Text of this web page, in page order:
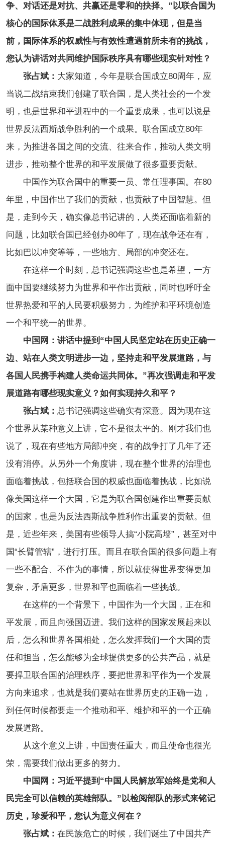
争、对话还是对抗、共赢还是零和的抉择。”以联合国为
核心的国际体系是二战胜利成果的集中体现，但是当
前，国际体系的权威性与有效性遭遇前所未有的挑战，
您认为讲话对共同维护国际秩序具有哪些现实针对性？
张占斌： 大家知道，今年是联合国成立80周年，应
当说二战结束我们创建了联合国，是人类社会的一个发
明，也是世界和平进程中的一个重要成果，也可以说是
世界反法西斯战争胜利的一个成果。联合国成立80年
来，为推进各国之间的交流、往来合作，推动人类文明
进步，推动整个世界的和平发展做了很多重要贡献。
中国作为联合国中的重要一员、常任理事国。在80
年里，中国作出了我们的贡献，也贡献了中国智慧。但
是，走到今天，确实像总书记讲的，人类还面临着新的
问题，比如联合国已经创办80年了，现在战争还在有，
比如巴以冲突等等，一些地方、局部的冲突还在。
在这样一个时刻，总书记强调这些也是希望，一方
面中国要继续努力为世界和平作出贡献，同时也呼吁全
世界热爱和平的人民要积极努力，为维护和平环境创造
一个和平统一的世界。
中国网：讲话中提到“中国人民坚定站在历史正确一
边、站在人类文明进步一边，坚持走和平发展道路，与
各国人民携手构建人类命运共同体。”再次强调走和平发
展道路有哪些现实意义？如何实现持久和平？
张占斌： 总书记强调这些确实有深意。因为现在这
个世界从某种意义上讲，它不是很太平的。刚才我们也
说了，现在有些地方局部冲突，有的战争打了几年了还
没有消停。从另外一个角度讲，现在整个世界的治理也
面临着挑战，包括联合国的权威也面临着挑战，比如说
像美国这样一个大国，它是为联合国创建作出重要贡献
的国家，也是为反法西斯战争胜利作出重要的贡献。但
是，近些年来，美国有些领导人搞“小院高墙”，甚至对中
国“长臂管辖”，进行打压。而且在联合国的很多问题上有
一些不配合、不作为的事情，所以就使得世界变得更加
复杂，矛盾更多，世界和平也面临着一些挑战。
在这样的一个背景下，中国作为一个大国，正在和
平发展，而且向强国迈进。我们这样的国家发展起来以
后，怎么和世界各国相处，怎么发挥我们一个大国的责
任和担当，怎么能够为全球提供更多的公共产品，就是
要捍卫联合国的治理秩序，要把世界和平作为一个发展
方向来追求，也就是我们要站在世界历史的正确一边，
到任何时候都要走一个推动和平、维护和平的一个正确
发展道路。
从这个意义上讲，中国责任重大，而且使命也很光
荣，需要我们做出更多的努力。
中国网：习近平提到“中国人民解放军始终是党和人
民完全可以信赖的英雄部队。”以检阅部队的形式来铭记
历史，珍爱和平，您认为意义何在？
张占斌： 在民族危亡的时候，我们诞生了中国共产